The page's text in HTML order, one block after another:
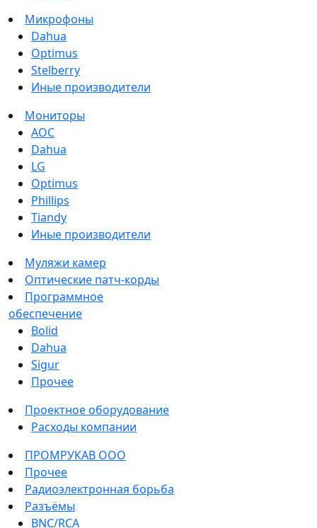
Микрофоны
Dahua
Optimus
Stelberry
Иные производители
Мониторы
AOC
Dahua
LG
Optimus
Phillips
Tiandy
Иные производители
Муляжи камер
Оптические патч-корды
Программное
обеспечение
Bolid
Dahua
Sigur
Прочее
Проектное оборудование
Расходы компании
ПРОМРУКАВ ООО
Прочее
Радиоэлектронная борьба
Разъёмы
BNC/RCA